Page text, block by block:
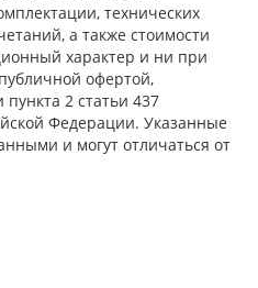
технических
а также стоимости
характер и ни при
офертой,
2 статьи 437
Федерации. Указанные
и могут отличаться от